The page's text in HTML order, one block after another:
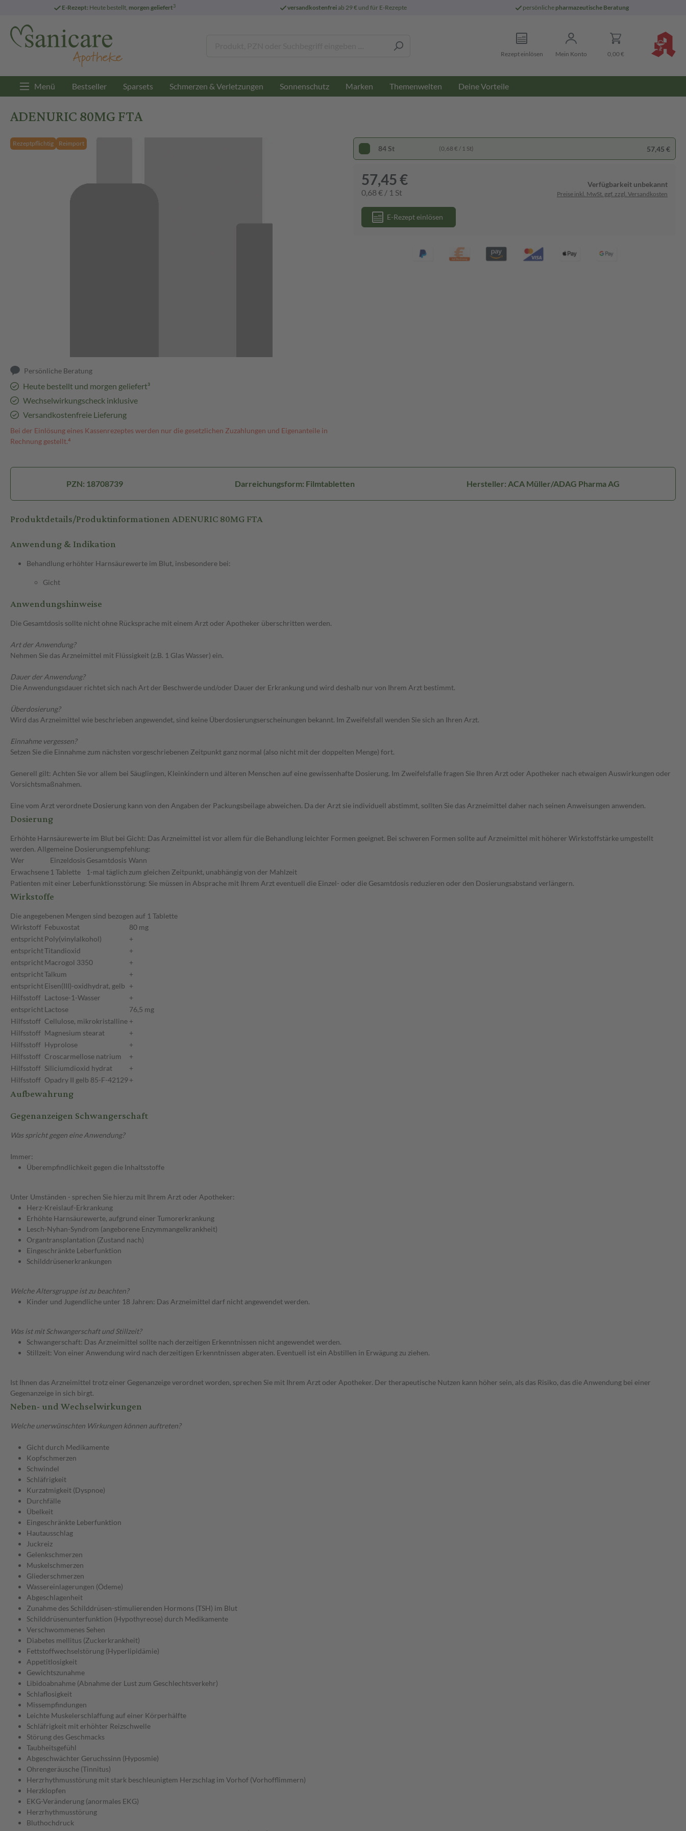
E-Rezept: Heute bestellt, morgen geliefert3 versandkostenfreiab 29 € und für E-Rezepte persönliche pharmazeutische Beratung
Rezept einlösen Mein Konto 0,00 €
Menü Bestseller Sparsets Schmerzen & Verletzungen Sonnenschutz Marken Themenwelten Deine Vorteile
ADENURIC 80MG FTA
Rezeptpflichtig Reimport
Persönliche Beratung
Heute bestellt und morgen geliefert³
Wechselwirkungscheck inklusive
Versandkostenfreie Lieferung
Bei der Einlösung eines Kassenrezeptes werden nur die gesetzlichen Zuzahlungen und Eigenanteile in
Rechnung gestellt.⁴
84 St (0,68 € / 1 St) 57,45 €
57,45 €
0,68 € / 1 St
Verfügbarkeit unbekannt
Preise inkl. MwSt. ggf. zzgl. Versandkosten
E-Rezept einlösen
PZN: 18708739 Darreichungsform: Filmtabletten Hersteller: ACA Müller/ADAG Pharma AG
Produktdetails/Produktinformationen ADENURIC 80MG FTA
Anwendung & Indikation
Behandlung erhöhter Harnsäurewerte im Blut, insbesondere bei:
Gicht
Anwendungshinweise
Die Gesamtdosis sollte nicht ohne Rücksprache mit einem Arzt oder Apotheker überschritten werden.
Art der Anwendung?
Nehmen Sie das Arzneimittel mit Flüssigkeit (z.B. 1 Glas Wasser) ein.
Dauer der Anwendung?
Die Anwendungsdauer richtet sich nach Art der Beschwerde und/oder Dauer der Erkrankung und wird deshalb nur von Ihrem Arzt bestimmt.
Überdosierung?
Wird das Arzneimittel wie beschrieben angewendet, sind keine Überdosierungserscheinungen bekannt. Im Zweifelsfall wenden Sie sich an Ihren Arzt.
Einnahme vergessen?
Setzen Sie die Einnahme zum nächsten vorgeschriebenen Zeitpunkt ganz normal (also nicht mit der doppelten Menge) fort.
Generell gilt: Achten Sie vor allem bei Säuglingen, Kleinkindern und älteren Menschen auf eine gewissenhafte Dosierung. Im Zweifelsfalle fragen Sie Ihren Arzt oder Apotheker nach etwaigen Auswirkungen oder
Vorsichtsmaßnahmen.
Eine vom Arzt verordnete Dosierung kann von den Angaben der Packungsbeilage abweichen. Da der Arzt sie individuell abstimmt, sollten Sie das Arzneimittel daher nach seinen Anweisungen anwenden.
Dosierung
Erhöhte Harnsäurewerte im Blut bei Gicht: Das Arzneimittel ist vor allem für die Behandlung leichter Formen geeignet. Bei schweren Formen sollte auf Arzneimittel mit höherer Wirkstoffstärke umgestellt
werden. Allgemeine Dosierungsempfehlung:
Wer
Einzeldosis Gesamtdosis Wann
Erwachsene 1 Tablette 1-mal täglich zum gleichen Zeitpunkt, unabhängig von der Mahlzeit
Patienten mit einer Leberfunktionsstörung: Sie müssen in Absprache mit Ihrem Arzt eventuell die Einzel- oder die Gesamtdosis reduzieren oder den Dosierungsabstand verlängern.
Wirkstoffe
Die angegebenen Mengen sind bezogen auf 1 Tablette
Wirkstoff Febuxostat
80 mg
entsprichtPoly(vinylalkohol)
+
entsprichtTitandioxid
+
entsprichtMacrogol 3350
+
entsprichtTalkum
+
entsprichtEisen(III)-oxidhydrat, gelb +
Hilfsstoff Lactose-1-Wasser
+
entsprichtLactose
76,5 mg
Hilfsstoff Cellulose, mikrokristalline +
Hilfsstoff Magnesium stearat
+
Hilfsstoff Hyprolose
+
Hilfsstoff Croscarmellose natrium
+
Hilfsstoff Siliciumdioxid hydrat
+
Hilfsstoff Opadry II gelb 85-F-42129+
Aufbewahrung
Gegenanzeigen Schwangerschaft
Was spricht gegen eine Anwendung?
Immer:
Überempfindlichkeit gegen die Inhaltsstoffe
Unter Umständen - sprechen Sie hierzu mit Ihrem Arzt oder Apotheker:
Herz-Kreislauf-Erkrankung
Erhöhte Harnsäurewerte, aufgrund einer Tumorerkrankung
Lesch-Nyhan-Syndrom (angeborene Enzymmangelkrankheit)
Organtransplantation (Zustand nach)
Eingeschränkte Leberfunktion
Schilddrüsenerkrankungen
Welche Altersgruppe ist zu beachten?
Kinder und Jugendliche unter 18 Jahren: Das Arzneimittel darf nicht angewendet werden.
Was ist mit Schwangerschaft und Stillzeit?
Schwangerschaft: Das Arzneimittel sollte nach derzeitigen Erkenntnissen nicht angewendet werden.
Stillzeit: Von einer Anwendung wird nach derzeitigen Erkenntnissen abgeraten. Eventuell ist ein Abstillen in Erwägung zu ziehen.
Ist Ihnen das Arzneimittel trotz einer Gegenanzeige verordnet worden, sprechen Sie mit Ihrem Arzt oder Apotheker. Der therapeutische Nutzen kann höher sein, als das Risiko, das die Anwendung bei einer
Gegenanzeige in sich birgt.
Neben- und Wechselwirkungen
Welche unerwünschten Wirkungen können auftreten?
Gicht durch Medikamente
Kopfschmerzen
Schwindel
Schläfrigkeit
Kurzatmigkeit (Dyspnoe)
Durchfälle
Übelkeit
Eingeschränkte Leberfunktion
Hautausschlag
Juckreiz
Gelenkschmerzen
Muskelschmerzen
Gliederschmerzen
Wassereinlagerungen (Ödeme)
Abgeschlagenheit
Zunahme des Schilddrüsen-stimulierenden Hormons (TSH) im Blut
Schilddrüsenunterfunktion (Hypothyreose) durch Medikamente
Verschwommenes Sehen
Diabetes mellitus (Zuckerkrankheit)
Fettstoffwechselstörung (Hyperlipidämie)
Appetitlosigkeit
Gewichtszunahme
Libidoabnahme (Abnahme der Lust zum Geschlechtsverkehr)
Schlaflosigkeit
Missempfindungen
Leichte Muskelerschlaffung auf einer Körperhälfte
Schläfrigkeit mit erhöhter Reizschwelle
Störung des Geschmacks
Taubheitsgefühl
Abgeschwächter Geruchssinn (Hyposmie)
Ohrengeräusche (Tinnitus)
Herzrhythmusstörung mit stark beschleunigtem Herzschlag im Vorhof (Vorhofflimmern)
Herzklopfen
EKG-Veränderung (anormales EKG)
Herzrhythmusstörung
Bluthochdruck